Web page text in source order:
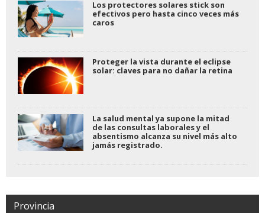
Los protectores solares stick son
efectivos pero hasta cinco veces más
caros
Proteger la vista durante el eclipse
solar: claves para no dañar la retina
La salud mental ya supone la mitad
de las consultas laborales y el
absentismo alcanza su nivel más alto
jamás registrado.
Provincia